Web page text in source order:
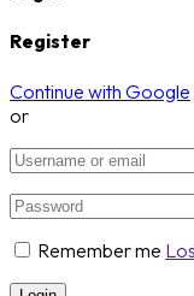
Register
Continue with Google
or
Remember me